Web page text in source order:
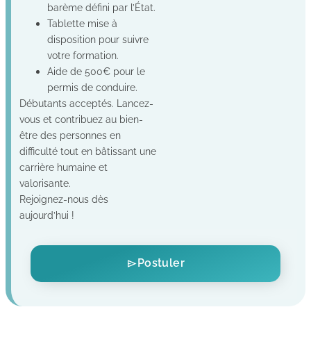
barème défini par l’État.
Tablette mise à
disposition pour suivre
votre formation.
Aide de 500€ pour le
permis de conduire.
Débutants acceptés. Lancez-
vous et contribuez au bien-
être des personnes en
difficulté tout en bâtissant une
carrière humaine et
valorisante.
Rejoignez-nous dès
aujourd’hui !
Postuler